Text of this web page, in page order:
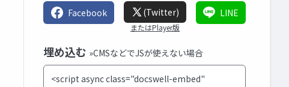
Facebook (Twitter)
またはPlayer版
LINE
埋め込む »CMSなどでJSが使えない場合